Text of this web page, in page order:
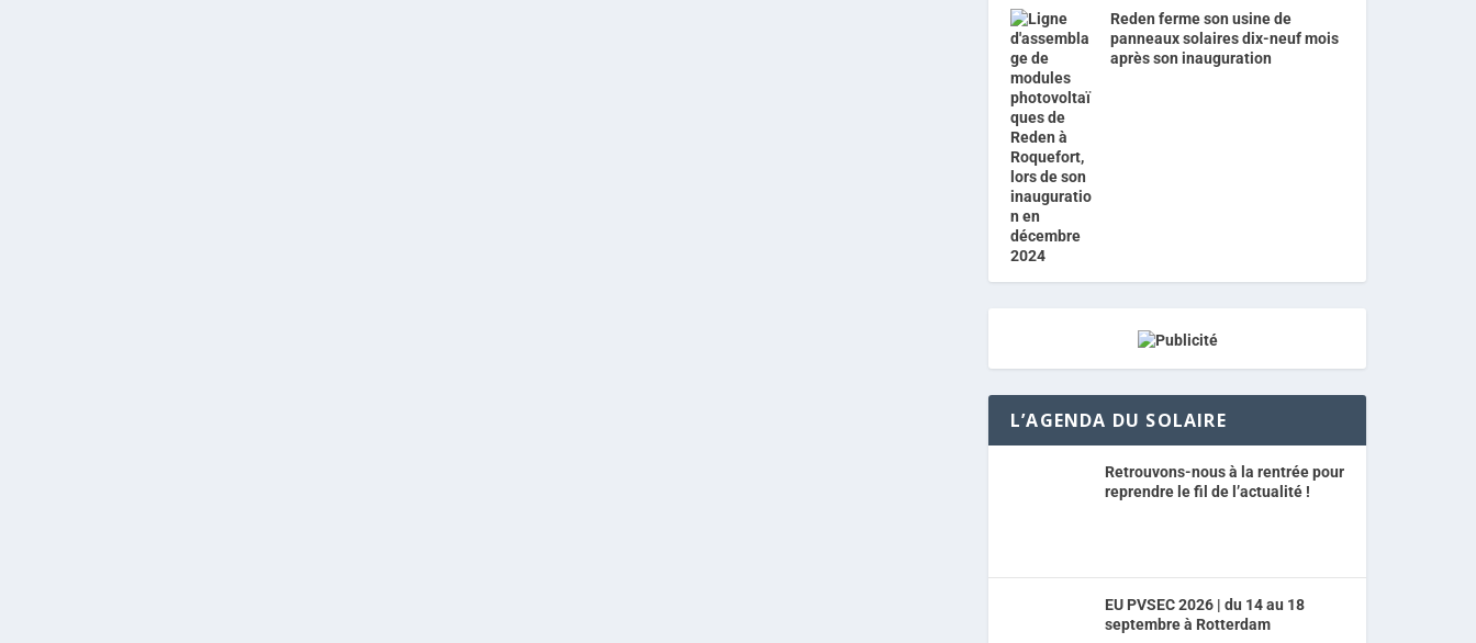
Reden ferme son usine de
panneaux solaires dix-neuf mois
après son inauguration
L’AGENDA DU SOLAIRE
Retrouvons-nous à la rentrée pour
reprendre le fil de l’actualité !
EU PVSEC 2026 | du 14 au 18
septembre à Rotterdam